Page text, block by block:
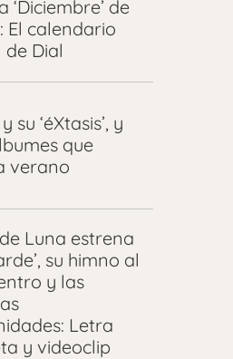
‘Diciembre’ de
El calendario
de Dial
su ‘éXtasis’, y
que
verano
Luna estrena
su himno al
y las
Letra
y videoclip